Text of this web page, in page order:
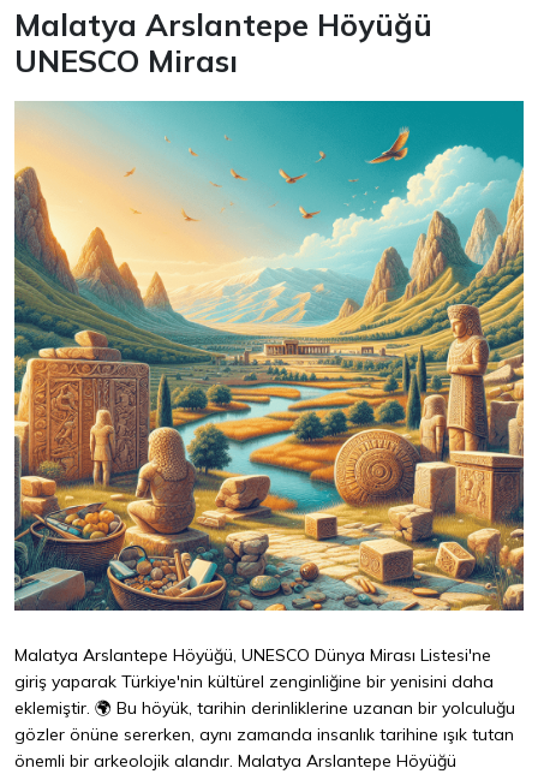
Malatya Arslantepe Höyüğü
UNESCO Mirası
Malatya Arslantepe Höyüğü, UNESCO Dünya Mirası Listesi'ne
giriş yaparak Türkiye'nin kültürel zenginliğine bir yenisini daha
eklemiştir. 🌍 Bu höyük, tarihin derinliklerine uzanan bir yolculuğu
gözler önüne sererken, aynı zamanda insanlık tarihine ışık tutan
önemli bir arkeolojik alandır. Malatya Arslantepe Höyüğü